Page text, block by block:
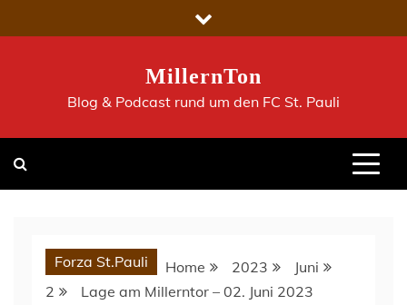
to
MillernTon
Blog & Podcast rund um den FC St. Pauli
Forza St.Pauli Home 2023
Juni
2
Lage am Millerntor – 02. Juni 2023